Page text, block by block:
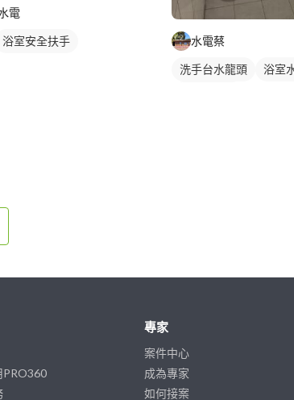
電
浴室安全扶手 水電蔡
洗手台水龍頭
浴室
PRO360
專家
案件中心
成為專家
如何接案